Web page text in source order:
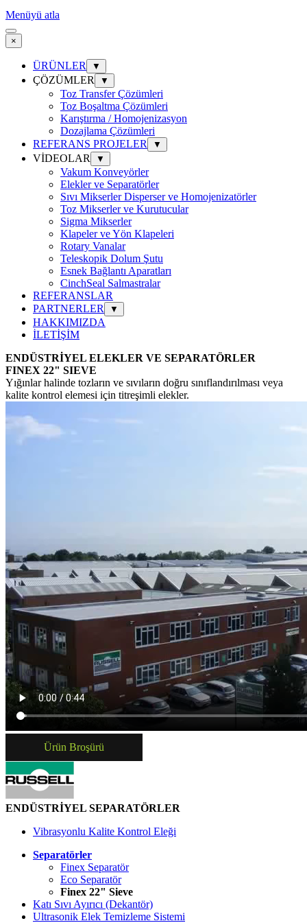
Menüyü atla
×
ÜRÜNLER ▼
ÇÖZÜMLER ▼
Toz Transfer Çözümleri
Toz Boşaltma Çözümleri
Karıştırma / Homojenizasyon
Dozajlama Çözümleri
REFERANS PROJELER
▼
VİDEOLAR ▼
Vakum Konveyörler
Elekler ve Separatörler
Sıvı Mikserler Disperser ve Homojenizatörler
Toz Mikserler ve Kurutucular
Sigma Mikserler
Klapeler ve Yön Klapeleri
Rotary Vanalar
Teleskopik Dolum Şutu
Esnek Bağlantı Aparatları
CinchSeal Salmastralar
REFERANSLAR
PARTNERLER
▼
HAKKIMIZDA
İLETİŞİM
ENDÜSTRİYEL ELEKLER VE SEPARATÖRLER
FINEX 22" SIEVE
Yığınlar halinde tozların ve sıvıların doğru sınıflandırılması veya
kalite kontrol elemesi için titreşimli elekler.
Ürün Broşürü
ENDÜSTRİYEL SEPARATÖRLER
Vibrasyonlu Kalite Kontrol Eleği
Separatörler
Finex Separatör
Eco Separatör
Finex 22" Sieve
Katı Sıvı Ayırıcı (Dekantör)
Ultrasonik Elek Temizleme Sistemi